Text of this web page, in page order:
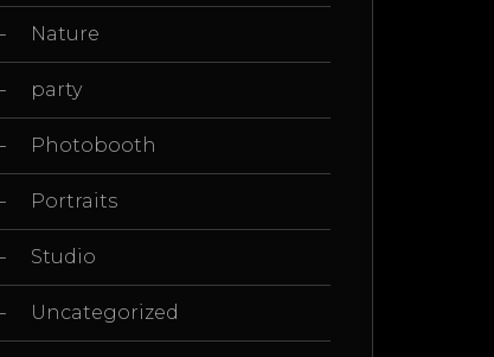
Nature
party
Photobooth
Portraits
Studio
Uncategorized